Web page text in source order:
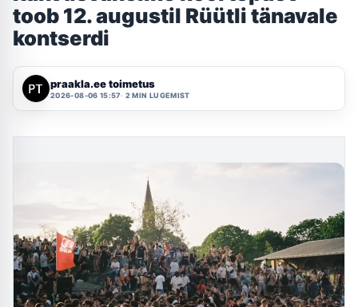
toob 12. augustil Rüütli tänavale
kontserdi
praakla.ee toimetus
2026-08-06 15:57 2 MIN LUGEMIST